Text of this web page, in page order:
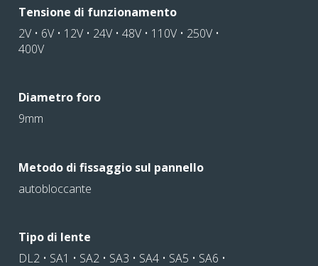
Tensione di funzionamento
2V • 6V • 12V • 24V • 48V • 110V • 250V •
400V
Diametro foro
9mm
Metodo di fissaggio sul pannello
autobloccante
Tipo di lente
DL2 • SA1 • SA2 • SA3 • SA4 • SA5 • SA6 •